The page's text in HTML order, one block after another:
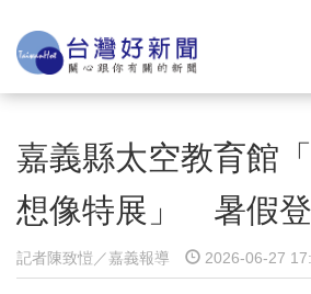
嘉義縣太空教育館
想像特展」 暑假
記者陳致愷／嘉義報導 2026-06-27